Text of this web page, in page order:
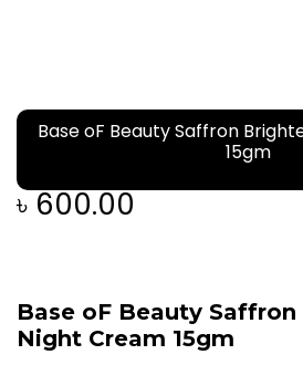
Base oF Beauty Saffron
15gm
৳ 600.00
Base oF Beauty
Night Cream 15gm